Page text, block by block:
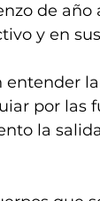
de
y en
entender
por las
la